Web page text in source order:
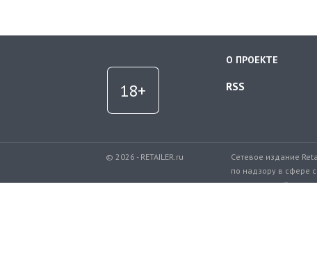
О ПРОЕКТЕ
RSS
© 2026 - RETAILER.ru
Сетевое издание
по надзору в сфере
коммуникаций.